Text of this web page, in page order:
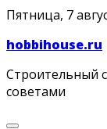
Skip
content
Пятница, 7
hobbihouse.ru
Строительный
советами